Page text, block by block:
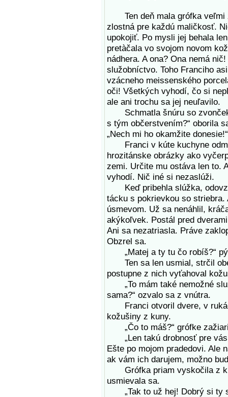
Ten deň mala grófka veľmi
zlostná pre každú maličkosť.
upokojiť. Po mysli jej behala
pretàčala vo svojom novom
nádhera. A ona? Ona nemá
služobníctvo. Toho Franciho
vzácneho meissenského
oči! Všetkých vyhodí, čo si
ale ani trochu sa jej neuľavilo.
Schmatla šnúru so
s tým občerstvením?“ oborila
„Nech mi ho okamžite donesie!“
Franci v kúte kuchyne
hrozitánske obrázky ako
zemi. Určite mu ostáva len to.
vyhodí. Nič iné si nezaslúži.
Keď pribehla slúžka,
tácku s pokrievkou so
úsmevom. Už sa nenáhlil,
akýkoľvek. Postál pred
Ani sa nezatriasla. Práve
Obzrel sa.
„Matej a ty tu čo robíš?“
Ten sa len usmial, strčil
postupne z nich vyťahoval
„To mám také nemožné
sama?“ ozvalo sa z vnútra.
Franci otvoril dvere, v
kožušiny z kuny.
„Čo to máš?“ grófke
„Len takú drobnosť pre vás,
Ešte po mojom pradedovi. Ale
ak vám ich darujem, možno
Grófka priam vyskočila z
usmievala sa.
„Tak to už hej! Dobrý si ty